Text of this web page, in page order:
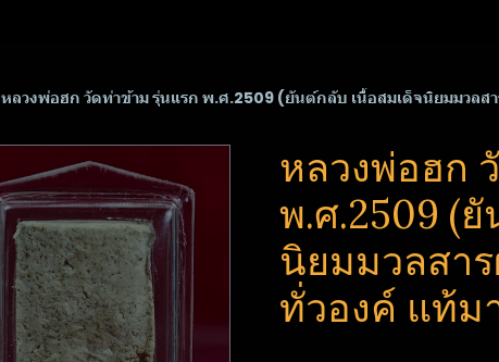
หลวงพ่อฮก วัดท่าข้าม รุ่นแรก พ.ศ.2509 (ยันต์กลับ เนื้อสมเด็จนิยมมวล
หลวงพ่อฮก
พ.ศ.2509 (
นิยมมวลสา
ทั่วองค์ แท้ม